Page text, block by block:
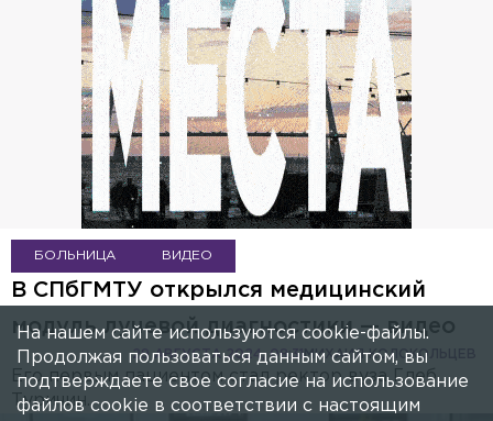
БОЛЬНИЦА ВИДЕО
В СПбГМТУ открылся медицинский
модуль лучевой диагностики — видео
МИХАИЛ КОЛОКОЛЬЦЕВ
29 АВГУСТА 2024, 08:31
Его первым пациентом стал ректор вуза Глеб
Туричин.
На нашем сайте используются cookie-файлы.
Продолжая пользоваться данным сайтом, вы
подтверждаете свое согласие на использование
файлов cookie в соответствии с настоящим